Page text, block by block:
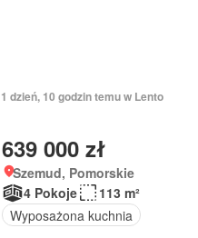
1 dzień, 10 godzin temu w Lento
639 000 zł
Szemud, Pomorskie
4 Pokoje
113 m²
Wyposażona kuchnia